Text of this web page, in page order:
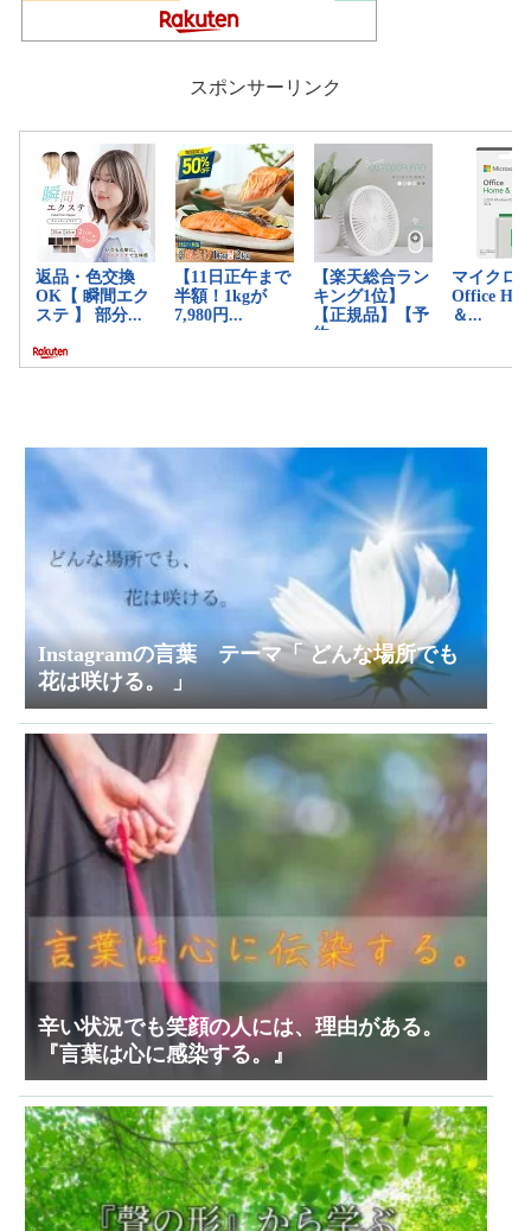
スポンサーリンク
Instagramの言葉 テーマ「 どんな場所でも
花は咲ける。 」
辛い状況でも笑顔の人には、理由がある。
『言葉は心に感染する。』